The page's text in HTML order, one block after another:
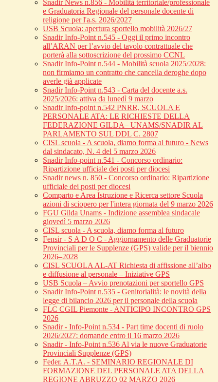
Snadir News n.856 - Mobilità territoriale/professionale
e Graduatoria Regionale del personale docente di
religione per l'a.s. 2026/2027
USB Scuola: apertura sportello mobilità 2026/27
Snadir Info-Point n.545 - Oggi il primo incontro
all’ARAN per l’avvio del tavolo contrattuale che
porterà alla sottoscrizione del prossimo CCNL
Snadir Info-Point n.544 - Mobilità scuola 2025/2028:
non firmiamo un contratto che cancella deroghe dopo
averle già applicate
Snadir Info-Point n.543 - Carta del docente a.s.
2025/2026: attiva da lunedì 9 marzo
Snadir Info-point n.542 PNRR, SCUOLA E
PERSONALE ATA: LE RICHIESTE DELLA
FEDERAZIONE GILDA– UNAMS/SNADIR AL
PARLAMENTO SUL DDL C. 2807
CISL scuola - A scuola, diamo forma al futuro - News
dal sindacato, N. 4 del 5 marzo 2026
Snadir Info-point n.541 - Concorso ordinario:
Ripartizione ufficiale dei posti per diocesi
Snadir news n. 850 - Concorso ordinario: Ripartizione
ufficiale dei posti per diocesi
Comparto e Area Istruzione e Ricerca settore Scuola
azioni di sciopero per l'intera giornata del 9 marzo 2026
FGU Gilda Unams - Indizione assemblea sindacale
giovedì 5 marzo 2026
CISL scuola - A scuola, diamo forma al futuro
Fensir - S A D O C - Aggiornamento delle Graduatorie
Provinciali per le Supplenze (GPS) valide per il biennio
2026–2028
CISL SCUOLA AL-AT Richiesta di affissione all’albo
e diffusione al personale – Iniziative GPS
USB Scuola – Avvio prenotazioni per sportello GPS
Snadir Info-Point n.535 - Genitorialità: le novità della
legge di bilancio 2026 per il personale della scuola
FLC CGIL Piemonte - ANTICIPO INCONTRO GPS
2026
Snadir - Info-Point n.534 - Part time docenti di ruolo
2026/2027: domande entro il 16 marzo 2026
Snadir - Info-Point n.536 Al via le nuove Graduatorie
Provinciali Supplenze (GPS)
Feder. A.T.A. - SEMINARIO REGIONALE DI
FORMAZIONE DEL PERSONALE ATA DELLA
REGIONE ABRUZZO 02 MARZO 2026